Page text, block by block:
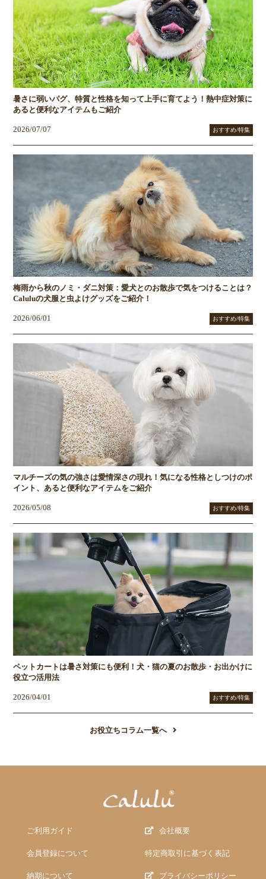
暑さに弱いパグ、特質と性格を知って上手に育てよう！熱中症対策に
あると便利なアイテムもご紹介
2026/07/07 おすすめ/特集
梅雨から秋のノミ・ダニ対策：愛犬とのお散歩で気をつけることは？
Caluluの犬服と虫よけグッズをご紹介！
2026/06/01 おすすめ/特集
マルチーズの気の強さは愛情深さの現れ！気になる性格としつけのポ
イント、あると便利なアイテムをご紹介
2026/05/08 おすすめ/特集
ペットカートは暑さ対策にも便利！犬・猫の夏のお散歩・お出かけに
役立つ活用法
2026/04/01 おすすめ/特集
お役立ちコラム一覧へ
ご利用ガイド
会員登録について
納期について
会社概要
特定商取引に基づく表記
プライバシーポリシー